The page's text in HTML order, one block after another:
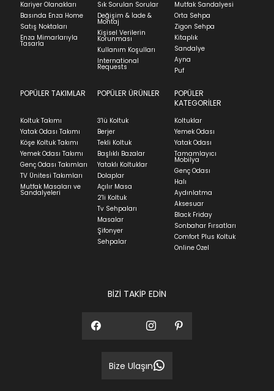
Stock moves super-fast. This look-up is an
indication of where stock might be available but
we can't guarantee it'll be there for long.
faturasıyla birlikte göndermelisiniz.
İadenizin kabul edilmesi için, ürünün hasar
görmemiş, kurulumunun yapılmamış ve
kullanılmamış olması gerekmektedir.
İade ve Değişim bölümünü ziyaret ediniz.
Teslimat
Ev tekstili siparişlerinizin kargoya verilme süresi
ortalama 5-24 iş günüdür.
Yatak siparişlerinizin teslim süresi yaşadığınız şehre
ve ürünün stok durumuna göre ortalama 5-24 iş
günüdür.
Panel ve Döşeme grubu ürün siparişlerinizin teslim
süresi yaşadığınız şehre ve ürünün stok durumuna
göre ortalama 30-45 iş günüdür.
Siparişlerim bölümünden sürecinizi takip edebilirsiniz.
Sıkça Sorulan Sorularbölümünü ziyaret
Kapat
Kariyer Olanakları
Basında Enza Home
Satış Noktaları
Enza Mimarlarıyla
Tasarla
Sık Sorulan Sorular
Değişim & İade &
Montaj
Kişisel Verilerin
Korunması
Kullanım Koşulları
International
Requests
Mutfak Sandalyesi
Orta Sehpa
Zigon Sehpa
Kitaplık
Sandalye
Ayna
Puf
POPÜLER TAKIMLAR
Koltuk Takımı
Yatak Odası Takımı
Köşe Koltuk Takımı
Yemek Odası Takımı
Genç Odası Takımları
TV Ünitesi Takımları
Mutfak Masaları ve
Sandalyeleri
POPÜLER ÜRÜNLER
3'lü Koltuk
Berjer
Tekli Koltuk
Başlıklı Bazalar
Yataklı Koltuklar
Dolaplar
Açılır Masa
2'li Koltuk
Tv Sehpaları
Masalar
Şifonyer
Sehpalar
POPÜLER
KATEGORİLER
Koltuklar
Yemek Odası
Yatak Odası
Tamamlayıcı
Mobilya
Genç Odası
Halı
Aydınlatma
Aksesuar
Black Friday
Sonbahar Fırsatları
Comfort Plus Koltuk
Online Özel
BİZİ TAKİP EDİN
Bize Ulaşın